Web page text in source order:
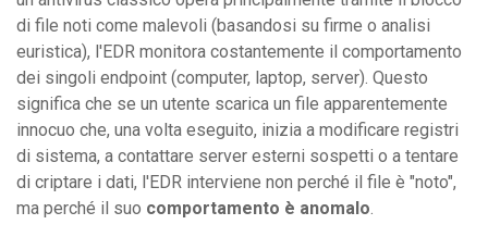
di file noti come malevoli (basandosi su firme o analisi
euristica), l'EDR monitora costantemente il comportamento
dei singoli endpoint (computer, laptop, server). Questo
significa che se un utente scarica un file apparentemente
innocuo che, una volta eseguito, inizia a modificare registri
di sistema, a contattare server esterni sospetti o a tentare
di criptare i dati, l'EDR interviene non perché il file è "noto",
ma perché il suo comportamento è anomalo.